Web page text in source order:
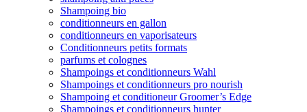
Shampoing bio
conditionneurs en gallon
conditionneurs en vaporisateurs
Conditionneurs petits formats
parfums et colognes
Shampoings et conditionneurs Wahl
Shampoings et conditionneurs pro nourish
Shampoing et conditioneur Groomer’s Edge
Shampoings et conditionneurs hunter